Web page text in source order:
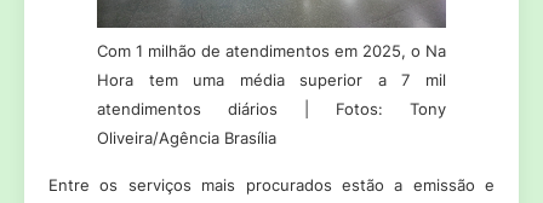
Com 1 milhão de atendimentos em 2025, o Na
Hora tem uma média superior a 7 mil
atendimentos diários | Fotos: Tony
Oliveira/Agência Brasília
Entre os serviços mais procurados estão a emissão e